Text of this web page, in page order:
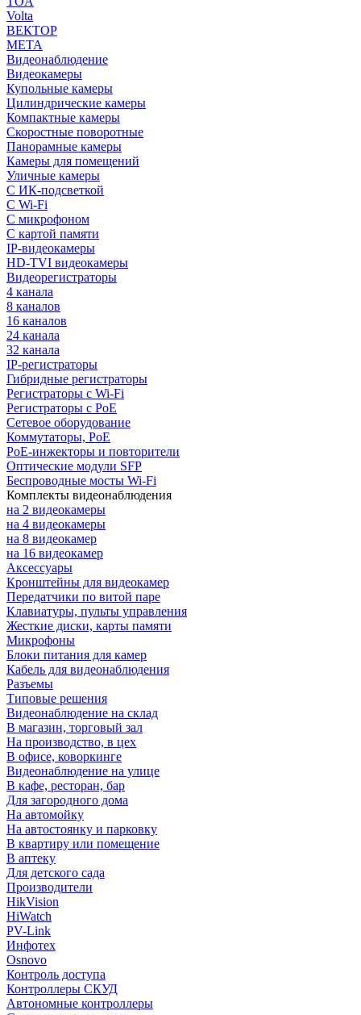
Volta
ВЕКТОР
МЕТА
Видеонаблюдение
Видеокамеры
Купольные камеры
Цилиндрические камеры
Компактные камеры
Скоростные поворотные
Панорамные камеры
Камеры для помещений
Уличные камеры
С ИК-подсветкой
С Wi-Fi
С микрофоном
С картой памяти
IP-видеокамеры
HD-TVI видеокамеры
Видеорегистраторы
4 канала
8 каналов
16 каналов
24 канала
32 канала
IP-регистраторы
Гибридные регистраторы
Регистраторы с Wi-Fi
Регистраторы с PoE
Сетевое оборудование
Коммутаторы, PoE
PoE-инжекторы и повторители
Оптические модули SFP
Беспроводные мосты Wi-Fi
Комплекты видеонаблюдения
на 2 видеокамеры
на 4 видеокамеры
на 8 видеокамер
на 16 видеокамер
Аксессуары
Кронштейны для видеокамер
Передатчики по витой паре
Клавиатуры, пульты управления
Жесткие диски, карты памяти
Микрофоны
Блоки питания для камер
Кабель для видеонаблюдения
Разъемы
Типовые решения
Видеонаблюдение на склад
В магазин, торговый зал
На производство, в цех
В офисе, коворкинге
Видеонаблюдение на улице
В кафе, ресторан, бар
Для загородного дома
На автомойку
На автостоянку и парковку
В квартиру или помещение
В аптеку
Для детского сада
Производители
HikVision
HiWatch
PV-Link
Инфотех
Osnovo
Контроль доступа
Контроллеры СКУД
Автономные контроллеры